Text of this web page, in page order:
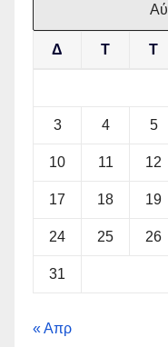
Δ Τ Τ
3 4 5
10 11 12
17 18 19
24 25 26
31
« Απρ